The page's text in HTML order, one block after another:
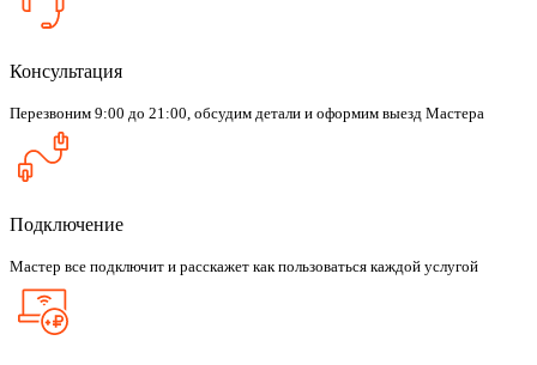
Консультация
Перезвоним 9:00 до 21:00, обсудим детали и оформим выезд Мастера
Подключение
Мастер все подключит и расскажет как пользоваться каждой услугой